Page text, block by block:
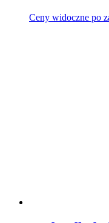
Ceny widoczne po